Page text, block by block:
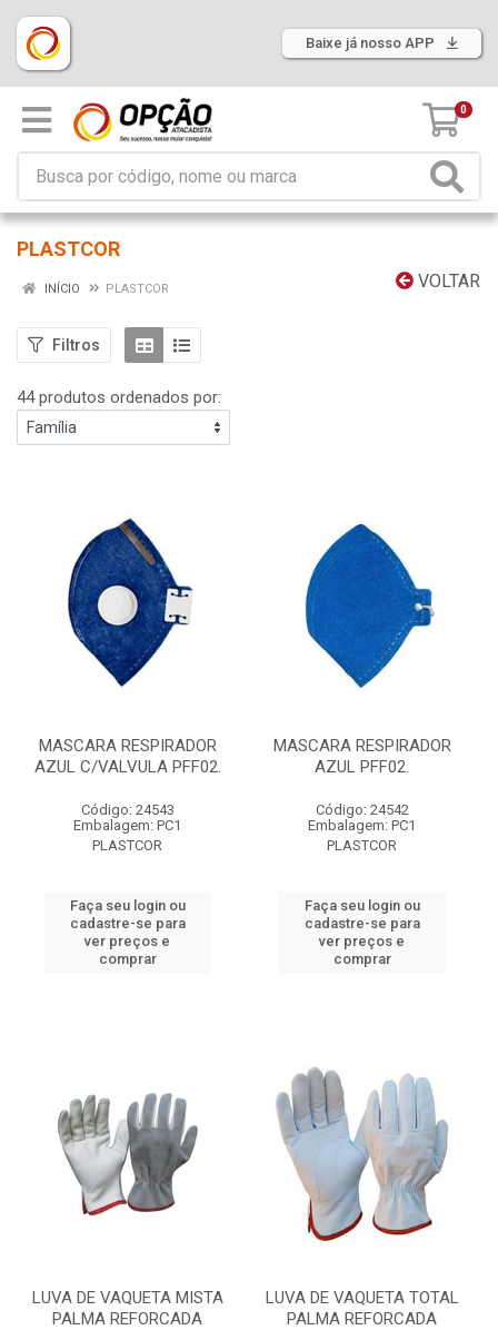
Baixe já nosso APP
0
PLASTCOR
VOLTAR
INÍCIO PLASTCOR
Filtros
44 produtos ordenados por:
MASCARA RESPIRADOR
AZUL C/VALVULA PFF02.
Código: 24543
Embalagem: PC1
PLASTCOR
Faça seu login ou
cadastre-se para
ver preços e
comprar
MASCARA RESPIRADOR
AZUL PFF02.
Código: 24542
Embalagem: PC1
PLASTCOR
Faça seu login ou
cadastre-se para
ver preços e
comprar
LUVA DE VAQUETA MISTA
PALMA REFORCADA
LUVA DE VAQUETA TOTAL
PALMA REFORCADA